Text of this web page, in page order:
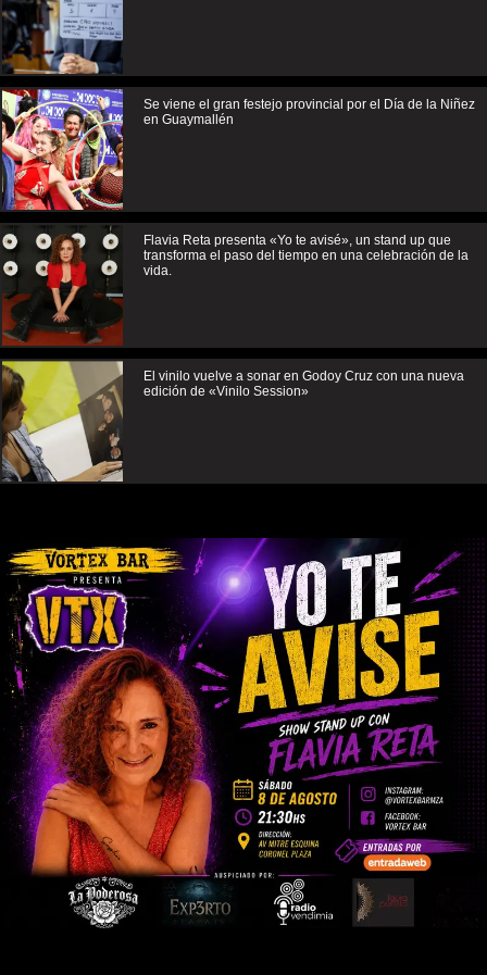
Se viene el gran festejo provincial por el Día de la Niñez
en Guaymallén
Flavia Reta presenta «Yo te avisé», un stand up que
transforma el paso del tiempo en una celebración de la
vida.
El vinilo vuelve a sonar en Godoy Cruz con una nueva
edición de «Vinilo Session»